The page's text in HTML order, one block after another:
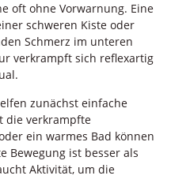
oft ohne Vorwarnung. Eine
schweren Kiste oder
Schmerz im unteren
verkrampft sich reflexartig
zunächst einfache
die verkrampfte
ein warmes Bad können
Bewegung ist besser als
Aktivität, um die